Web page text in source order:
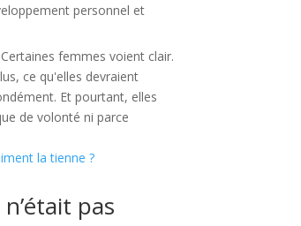
personnel et
femmes voient clair.
ce qu'elles devraient
Et pourtant, elles
de volonté ni parce
pas